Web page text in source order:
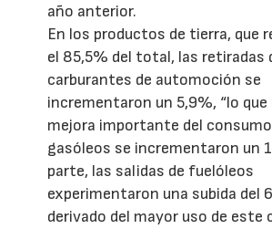
año anterior.
En los productos de tierra, que
el 85,5% del total, las retiradas
carburantes de automoción se
incrementaron un 5,9%, “lo que
mejora importante del
gasóleos se incrementaron un
parte, las salidas de fuelóleos
experimentaron una subida del
derivado del mayor uso de este